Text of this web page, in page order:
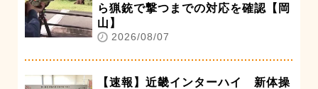
ら猟銃で撃つまでの対応を確認【岡
山】
2026/08/07
【速報】近畿インターハイ 新体操